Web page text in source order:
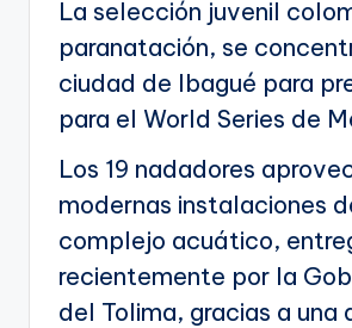
La selección juvenil
paranatación, se
ciudad de Ibagué para
para el World Series de
Los 19 nadadores
modernas instalaciones
complejo acuático,
recientemente por la
del Tolima, gracias a una